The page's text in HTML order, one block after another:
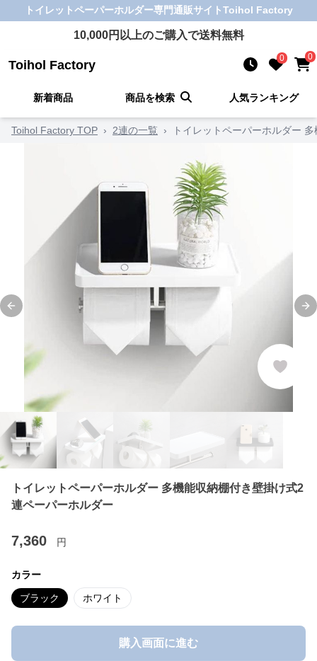
トイレットペーパーホルダー専門通販サイトToihol Factory
10,000円以上のご購入で送料無料
Toihol Factory 0 0
新着商品 商品を検索 人気ランキング
Toihol Factory TOP › 2連の一覧 › トイレットペーパーホルダー
Previous slide
トイレットペーパーホルダー 多機能収納棚付き壁掛け式2
連ペーパーホルダー
7,360 円
カラー
ブラック ホワイト
購入画面に進む